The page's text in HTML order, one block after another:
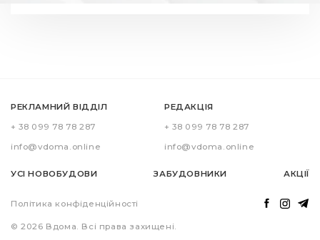
РЕКЛАМНИЙ ВІДДІЛ
+ 38 099 78 78 287
info@vdoma.online
РЕДАКЦІЯ
+ 38 099 78 78 287
info@vdoma.online
АКЦІЇ
ЗАБУДОВНИКИ
УСІ НОВОБУДОВИ
Політика конфіденційності
© 2026 Вдома. Всі права захищені.